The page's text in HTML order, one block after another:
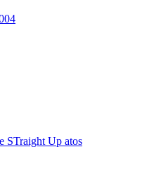
STraight Up atos